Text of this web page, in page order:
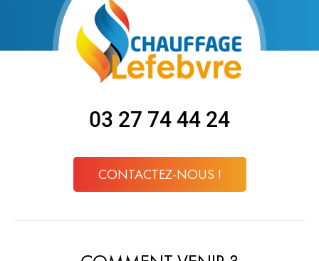
03 27 74 44 24
CONTACTEZ-NOUS !